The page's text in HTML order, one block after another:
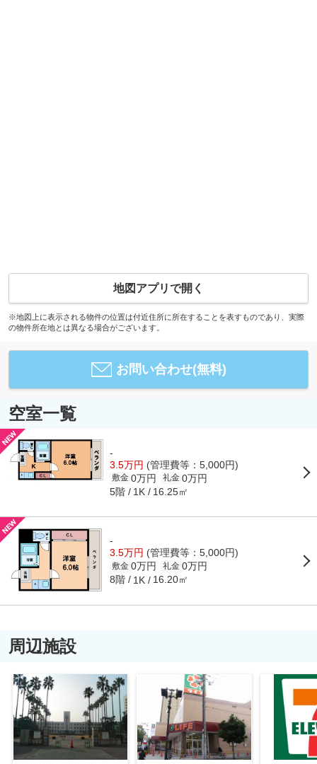
地図アプリで開く
※地図上に表示される物件の位置は付近住所に所在することを表すものであり、実際
の物件所在地とは異なる場合がございます。
お問い合わせ(無料)
空室一覧
-
3.5万円 (管理費等：5,000円)
敷金 0万円 礼金 0万円
5階 1K 16.25㎡
-
3.5万円 (管理費等：5,000円)
敷金 0万円 礼金 0万円
8階 1K 16.20㎡
周辺施設